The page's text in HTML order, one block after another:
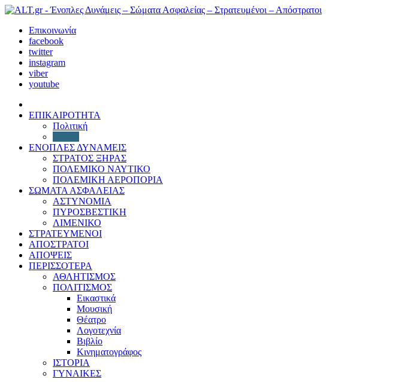
Επικοινωνία
facebook
twitter
instagram
viber
youtube
ΕΠΙΚΑΙΡΟΤΗΤΑ
Πολιτική
ΕΝΟΠΛΕΣ ΔΥΝΑΜΕΙΣ
ΣΤΡΑΤΟΣ ΞΗΡΑΣ
ΠΟΛΕΜΙΚΟ ΝΑΥΤΙΚΟ
ΠΟΛΕΜΙΚΗ ΑΕΡΟΠΟΡΙΑ
ΣΩΜΑΤΑ ΑΣΦΑΛΕΙΑΣ
ΑΣΤΥΝΟΜΙΑ
ΠΥΡΟΣΒΕΣΤΙΚΗ
ΛΙΜΕΝΙΚΟ
ΣΤΡΑΤΕΥΜΕΝΟΙ
ΑΠΟΣΤΡΑΤΟΙ
ΑΠΟΨΕΙΣ
ΠΕΡΙΣΣΟΤΕΡΑ
ΑΘΛΗΤΙΣΜΟΣ
ΠΟΛΙΤΙΣΜΟΣ
Εικαστικά
Μουσική
Θέατρο
Λογοτεχνία
Βιβλίο
Κινηματογράφος
ΙΣΤΟΡΙΑ
ΓΥΝΑΙΚΕΣ